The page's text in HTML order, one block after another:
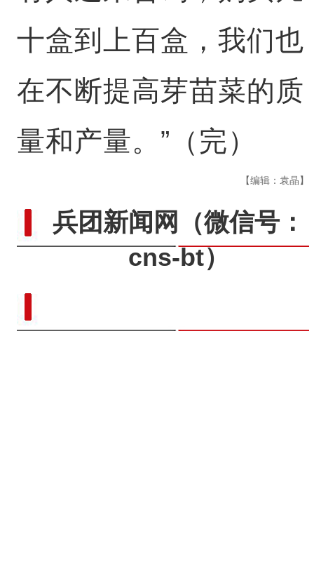
十盒到上百盒，我们也
在不断提高芽苗菜的质
量和产量。”（完）
【编辑：袁晶】
兵团新闻网
（微信号：
cns-bt）